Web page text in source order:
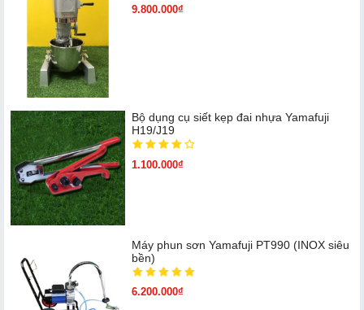
9.800.000₫
Bộ dụng cụ siết kẹp đai nhựa Yamafuji
H19/J19
1.100.000₫
Máy phun sơn Yamafuji PT990 (INOX siêu
bền)
6.200.000₫